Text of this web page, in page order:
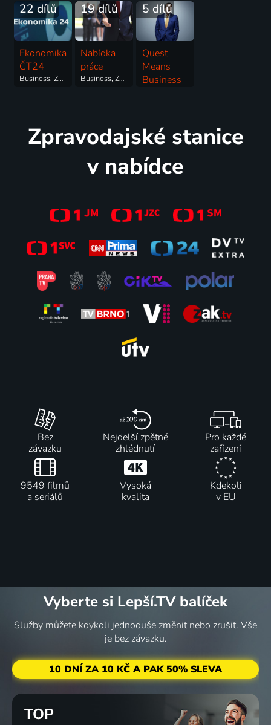
22 dílů
Ekonomika
ČT24
Business, Zprávy
19 dílů
Nabídka
práce
Business, Zájmy
5 dílů
Quest
Means
Business
Zpravodajské stanice
v nabídce
Bez
závazku
Nejdelší zpětné
zhlédnutí
Pro každé
zařízení
9549 filmů
a seriálů
Vysoká
kvalita
Kdekoli
v EU
Vyberte si Lepší.TV balíček
Služby můžete kdykoli jednoduše změnit nebo zrušit. Vše
je bez závazku.
10 DNÍ ZA 10 KČ A PAK 50% SLEVA
TOP